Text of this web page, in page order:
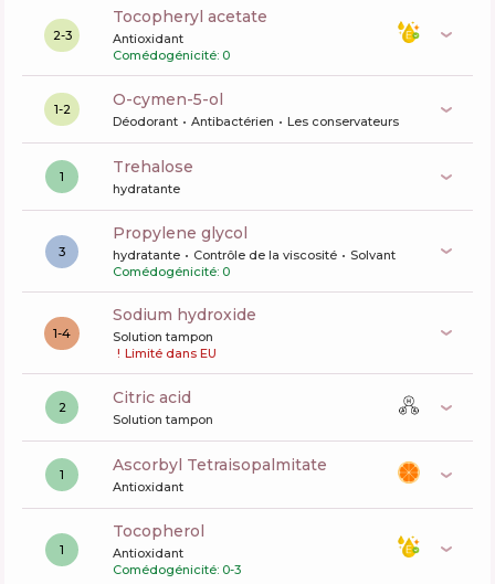
2-3
tocopheryl acetate
Antioxidant
Comédogénicité: 0
1-2 o-cymen-5-ol
Déodorant Antibactérien Les conservateurs
1 trehalose
hydratante
3
propylene glycol
hydratante Contrôle de la viscosité
Solvant
Comédogénicité: 0
1-4
sodium hydroxide
Solution tampon
! Limité dans EU
2 citric acid
Solution tampon
1 Ascorbyl Tetraisopalmitate
Antioxidant
1
tocopherol
Antioxidant
Comédogénicité: 0-3